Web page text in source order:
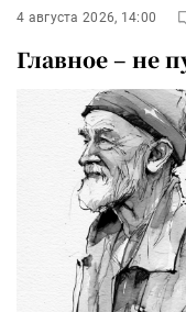
4 августа 2026, 14:00
Главное – не